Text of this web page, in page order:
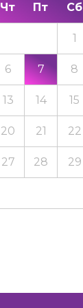
Чт Пт Сб
1
6 7 8
13 14 15
20 21 22
27 28 29